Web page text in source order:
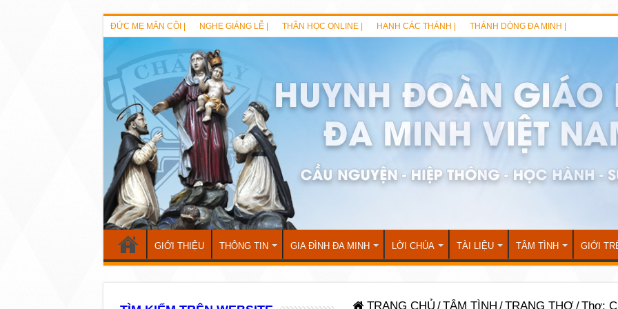
ĐỨC MẸ MÂN CÔI | NGHE GIẢNG LỄ | THẦN HỌC ONLINE | HẠNH CÁC THÁNH | THÁNH DÒNG ĐA MINH |
GIỚI THIỆU THÔNG TIN GIA ĐÌNH ĐA MINH LỜI CHÚA TÀI LIỆU TÂM TÌNH GIỚI
TRANG CHỦ /TÂM TÌNH /TRANG THƠ/Thơ: